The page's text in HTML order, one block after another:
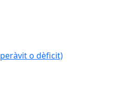
o dèficit)